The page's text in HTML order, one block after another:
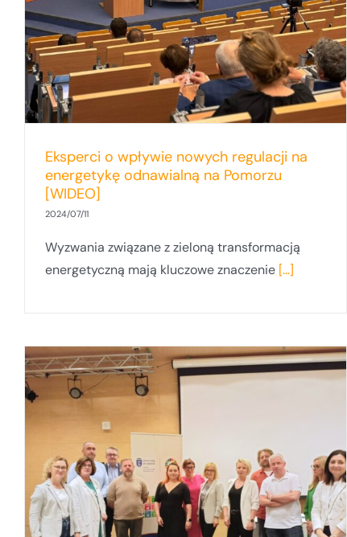
Eksperci o wpływie nowych regulacji na
energetykę odnawialną na Pomorzu
[WIDEO]
2024/07/11
Wyzwania związane z zieloną transformacją
energetyczną mają kluczowe znaczenie [...]
projekty!
BALTICBEAT – projekt Uniwersytetu
Gdańskiego z finansowaniem Interreg
Południowy Bałtyk!